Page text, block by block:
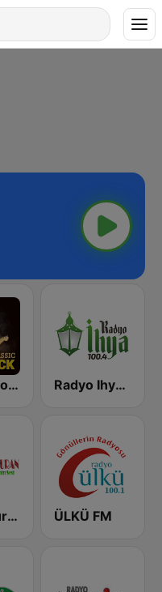
Classic Rock Station Radyo Ihya FM
Radyo Turan ÜLKÜ FM